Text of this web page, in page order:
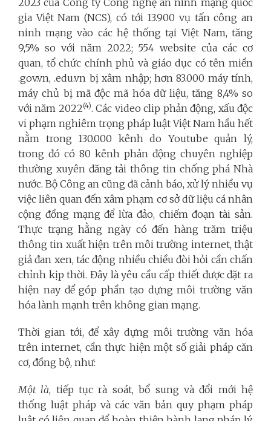
2023 của Công ty Công nghệ an ninh mạng quốc
gia Việt Nam (NCS), có tới 13.900 vụ tấn công an
ninh mạng vào các hệ thống tại Việt Nam, tăng
9,5% so với năm 2022; 554 website của các cơ
quan, tổ chức chính phủ và giáo dục có tên miền
.gov.vn, .edu.vn bị xâm nhập; hơn 83.000 máy tính,
máy chủ bị mã độc mã hóa dữ liệu, tăng 8,4% so
với năm 2022(4). Các video clip phản động, xấu độc
vi phạm nghiêm trọng pháp luật Việt Nam hầu hết
nằm trong 130.000 kênh do Youtube quản lý,
trong đó có 80 kênh phản động chuyên nghiệp
thường xuyên đăng tải thông tin chống phá Nhà
nước. Bộ Công an cũng đã cảnh báo, xử lý nhiều vụ
việc liên quan đến xâm phạm cơ sở dữ liệu cá nhân
cộng đồng mạng để lừa đảo, chiếm đoạn tài sản.
Thực trạng hằng ngày có đến hàng trăm triệu
thông tin xuất hiện trên môi trường internet, thật
giả đan xen, tác động nhiều chiều đòi hỏi cần chấn
chỉnh kịp thời. Đây là yêu cầu cấp thiết được đặt ra
hiện nay để góp phần tạo dựng môi trường văn
hóa lành mạnh trên không gian mạng.
Thời gian tới, để xây dựng môi trường văn hóa
trên internet, cần thực hiện một số giải pháp căn
cơ, đồng bộ, như:
Một là, tiếp tục rà soát, bổ sung và đổi mới hệ
thống luật pháp và các văn bản quy phạm pháp